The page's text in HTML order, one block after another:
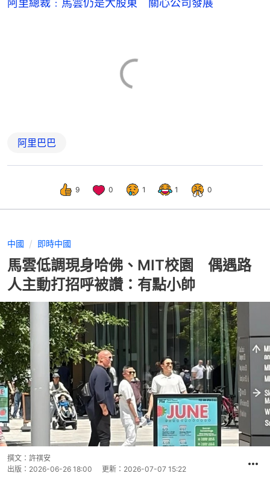
阿里總裁﹕馬雲仍是大股東 關心公司發展
阿里巴巴
9 0 1 1 0
中國 即時中國
馬雲低調現身哈佛、MIT校園 偶遇路
人主動打招呼被讚：有點小帥
撰文： 許祺安
出版： 2026-06-26 18:00 更新： 2026-07-07 15:22